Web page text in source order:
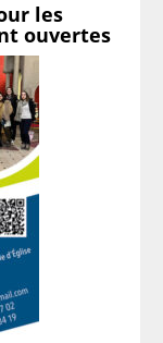
les
ouvertes